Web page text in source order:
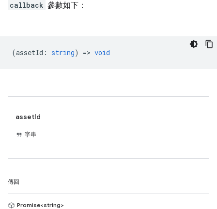
callback 參數如下：
(assetId : string) => void
assetId
字串
傳回
Promise<string>